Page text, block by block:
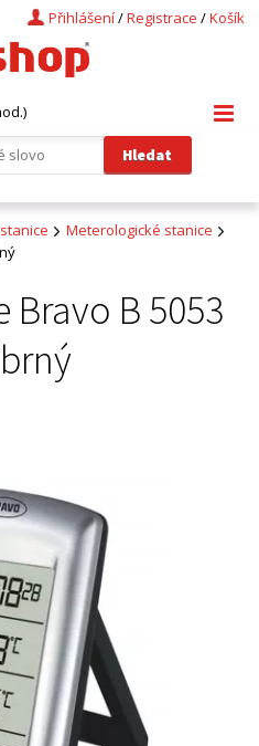
Košík
/
Registrace
/
Přihlášení
Meterologické stanice
Bravo B 5053